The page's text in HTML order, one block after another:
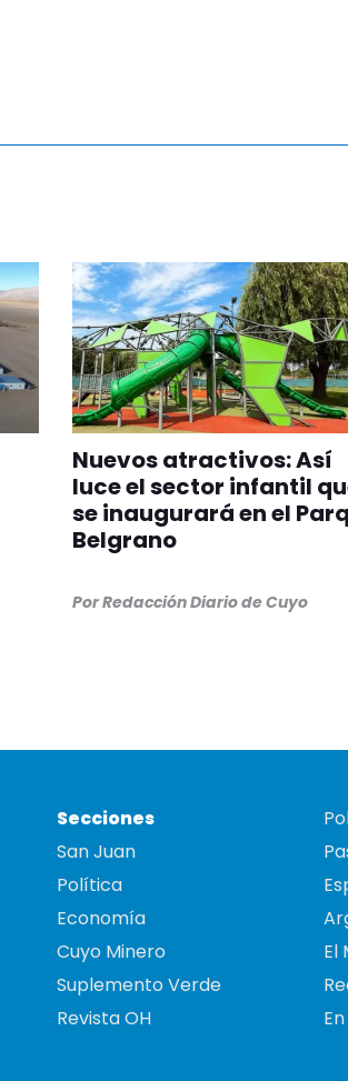
Nuevos atractivos: Así
luce el sector infantil
se inaugurará en el
Belgrano
PorRedacción Diario de Cuyo
Secciones
San Juan
Política
Economía
Cuyo Minero
Suplemento Verde
Revista OH
El